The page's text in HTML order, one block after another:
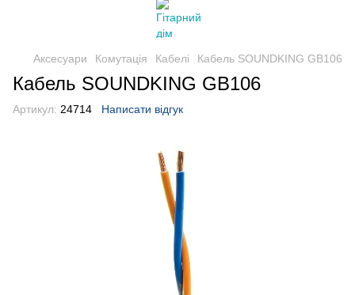
Аксесуари Комутація Кабелі Кабель SOUNDKING GB106
Кабель SOUNDKING GB106
Артикул: 24714 Написати відгук